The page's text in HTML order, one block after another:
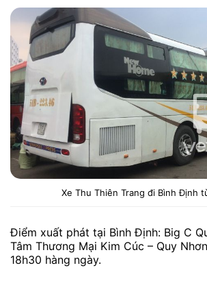
Xe Thu Thiên Trang đi Bình Định
Điểm xuất phát tại Bình Định: Big C
Tâm Thương Mại Kim Cúc – Quy
18h30 hàng ngày.